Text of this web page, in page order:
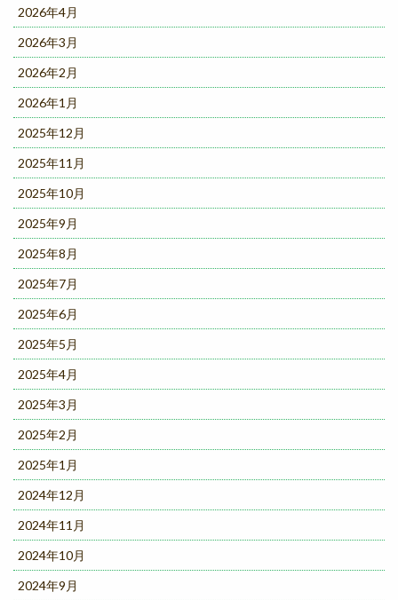
2026年4月
2026年3月
2026年2月
2026年1月
2025年12月
2025年11月
2025年10月
2025年9月
2025年8月
2025年7月
2025年6月
2025年5月
2025年4月
2025年3月
2025年2月
2025年1月
2024年12月
2024年11月
2024年10月
2024年9月